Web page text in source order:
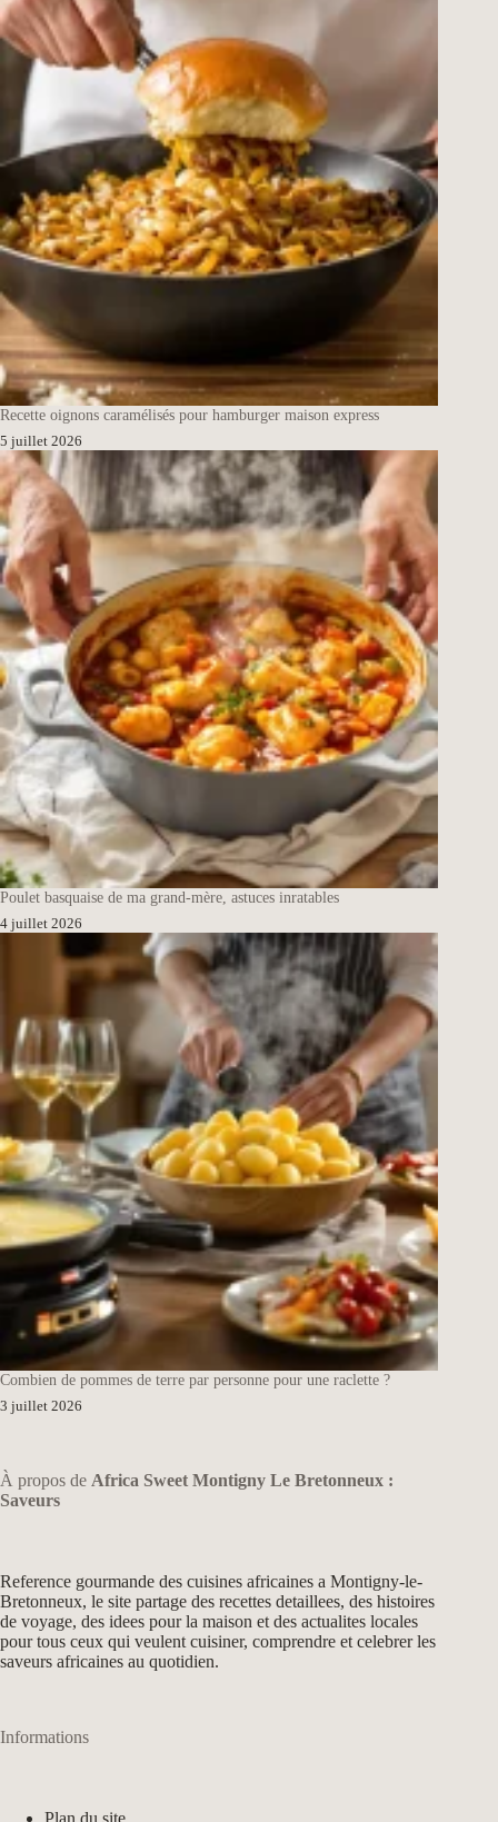
Recette oignons caramélisés pour hamburger maison express
5 juillet 2026
Poulet basquaise de ma grand-mère, astuces inratables
4 juillet 2026
Combien de pommes de terre par personne pour une raclette ?
3 juillet 2026
À propos de Africa Sweet Montigny Le Bretonneux :
Saveurs
Reference gourmande des cuisines africaines a Montigny-le-
Bretonneux, le site partage des recettes detaillees, des histoires
de voyage, des idees pour la maison et des actualites locales
pour tous ceux qui veulent cuisiner, comprendre et celebrer les
saveurs africaines au quotidien.
Informations
Plan du site